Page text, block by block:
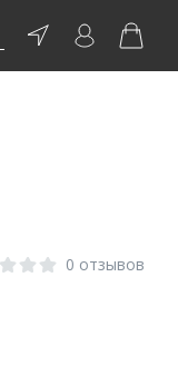
0 отзывов